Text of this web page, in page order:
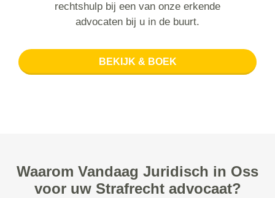
rechtshulp bij een van onze erkende
advocaten bij u in de buurt.
BEKIJK & BOEK
Waarom Vandaag Juridisch in Oss
voor uw Strafrecht advocaat?